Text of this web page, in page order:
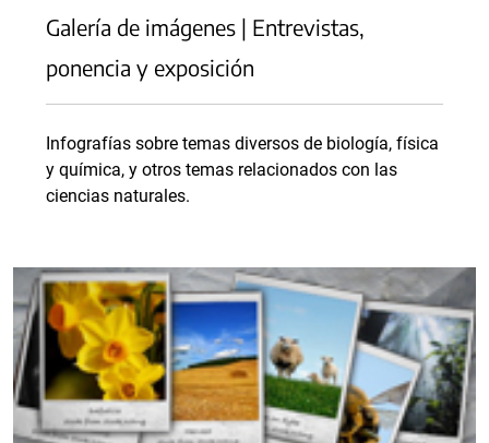
Galería de imágenes | Entrevistas,
ponencia y exposición
Infografías sobre temas diversos de biología, física
y química, y otros temas relacionados con las
ciencias naturales.